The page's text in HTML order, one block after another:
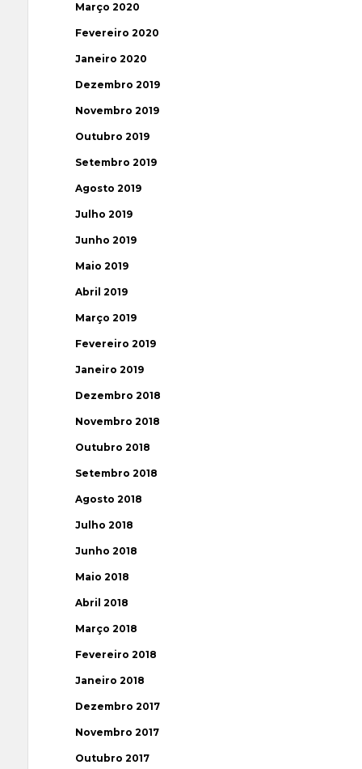
Março 2020
Fevereiro 2020
Janeiro 2020
Dezembro 2019
Novembro 2019
Outubro 2019
Setembro 2019
Agosto 2019
Julho 2019
Junho 2019
Maio 2019
Abril 2019
Março 2019
Fevereiro 2019
Janeiro 2019
Dezembro 2018
Novembro 2018
Outubro 2018
Setembro 2018
Agosto 2018
Julho 2018
Junho 2018
Maio 2018
Abril 2018
Março 2018
Fevereiro 2018
Janeiro 2018
Dezembro 2017
Novembro 2017
Outubro 2017